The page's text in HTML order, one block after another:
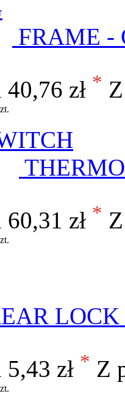
FRAME -
40,76 zł *
60,31 zł *
5,43 zł * Z